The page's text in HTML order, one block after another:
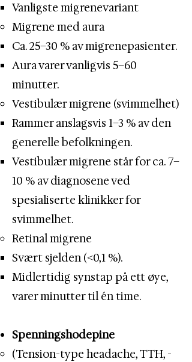
Vanligste migrenevariant
Migrene med aura
Ca. 25–30 % av migrenepasienter.​
Aura varer vanligvis 5–60
minutter.
Vestibulær migrene (svimmelhet)
Rammer anslagsvis 1–3 % av den
generelle befolkningen.​
Vestibulær migrene står for ca. 7–
10 % av diagnosene ved
spesialiserte klinikker for
svimmelhet.
Retinal migrene
Svært sjelden (<0,1 %).​
Midlertidig synstap på ett øye,
varer minutter til én time.
Spenningshodepine
(Tension-type headache, TTH, -